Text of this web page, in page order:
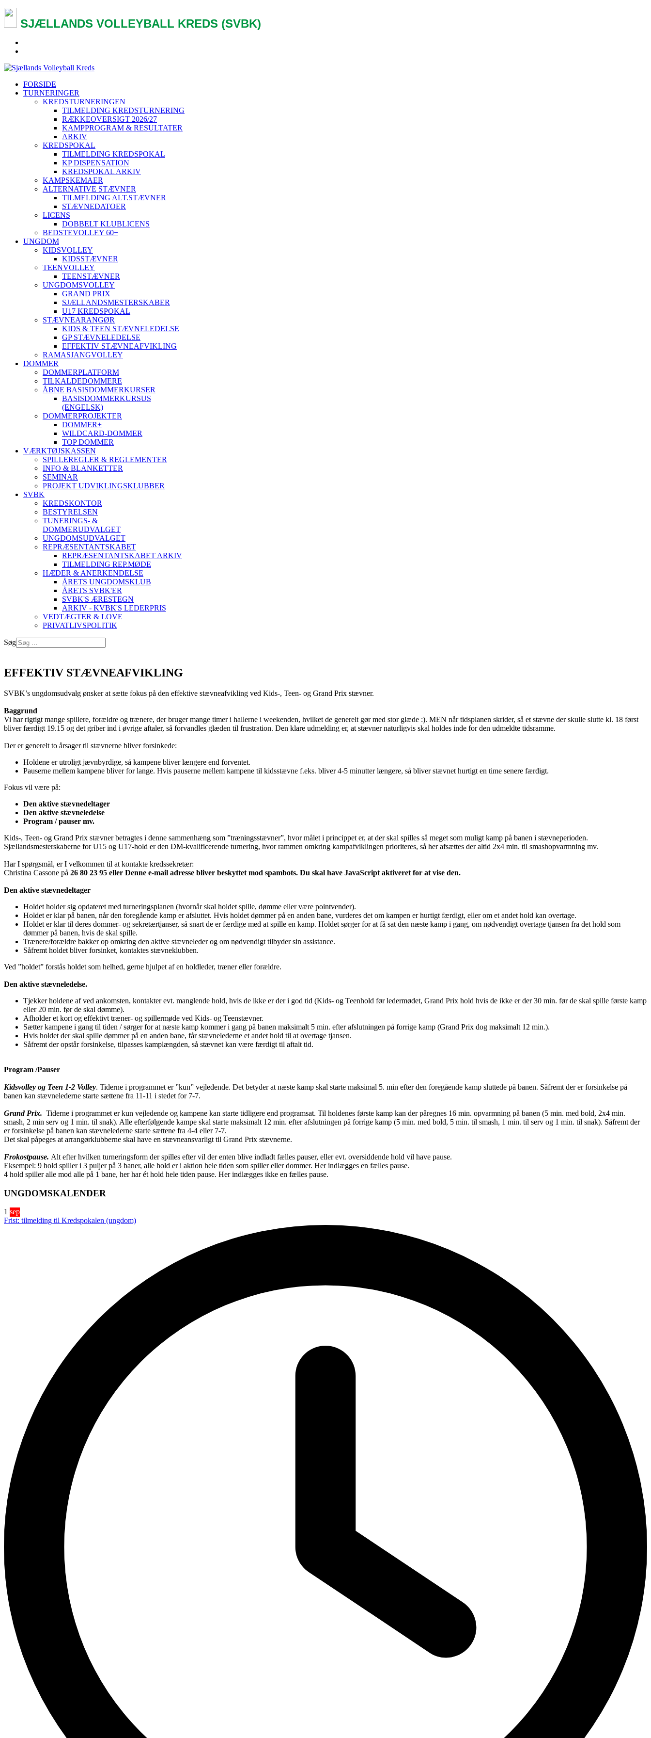
SJÆLLANDS VOLLEYBALL KREDS (SVBK)
FORSIDE
TURNERINGER
KREDSTURNERINGEN
TILMELDING KREDSTURNERING
RÆKKEOVERSIGT 2026/27
KAMPPROGRAM & RESULTATER
ARKIV
KREDSPOKAL
TILMELDING KREDSPOKAL
KP DISPENSATION
KREDSPOKAL ARKIV
KAMPSKEMAER
ALTERNATIVE STÆVNER
TILMELDING ALT.STÆVNER
STÆVNEDATOER
LICENS
DOBBELT KLUBLICENS
BEDSTEVOLLEY 60+
UNGDOM
KIDSVOLLEY
KIDSSTÆVNER
TEENVOLLEY
TEENSTÆVNER
UNGDOMSVOLLEY
GRAND PRIX
SJÆLLANDSMESTERSKABER
U17 KREDSPOKAL
STÆVNEARANGØR
KIDS & TEEN STÆVNELEDELSE
GP STÆVNELEDELSE
EFFEKTIV STÆVNEAFVIKLING
RAMASJANGVOLLEY
DOMMER
DOMMERPLATFORM
TILKALDEDOMMERE
ÅBNE BASISDOMMERKURSER
BASISDOMMERKURSUS
(ENGELSK)
DOMMERPROJEKTER
DOMMER+
WILDCARD-DOMMER
TOP DOMMER
VÆRKTØJSKASSEN
SPILLEREGLER & REGLEMENTER
INFO & BLANKETTER
SEMINAR
PROJEKT UDVIKLINGSKLUBBER
SVBK
KREDSKONTOR
BESTYRELSEN
TUNERINGS- &
DOMMERUDVALGET
UNGDOMSUDVALGET
REPRÆSENTANTSKABET
REPRÆSENTANTSKABET ARKIV
TILMELDING REP.MØDE
HÆDER & ANERKENDELSE
ÅRETS UNGDOMSKLUB
ÅRETS SVBK'ER
SVBK'S ÆRESTEGN
ARKIV - KVBK'S LEDERPRIS
VEDTÆGTER & LOVE
PRIVATLIVSPOLITIK
Søg
EFFEKTIV STÆVNEAFVIKLING
SVBK’s ungdomsudvalg ønsker at sætte fokus på den effektive stævneafvikling ved Kids-, Teen- og Grand Prix stævner.
Baggrund
Vi har rigtigt mange spillere, forældre og trænere, der bruger mange timer i hallerne i weekenden, hvilket de generelt gør med stor glæde :). MEN når tidsplanen skrider, så et stævne der skulle slutte kl. 18 først
bliver færdigt 19.15 og det griber ind i øvrige aftaler, så forvandles glæden til frustration. Den klare udmelding er, at stævner naturligvis skal holdes inde for den udmeldte tidsramme.
Der er generelt to årsager til stævnerne bliver forsinkede:
Holdene er utroligt jævnbyrdige, så kampene bliver længere end forventet.
Pauserne mellem kampene bliver for lange. Hvis pauserne mellem kampene til kidsstævne f.eks. bliver 4-5 minutter længere, så bliver stævnet hurtigt en time senere færdigt.
Fokus vil være på:
Den aktive stævnedeltager
Den aktive stævneledelse
Program / pauser mv.
Kids-, Teen- og Grand Prix stævner betragtes i denne sammenhæng som ”træningsstævner”, hvor målet i princippet er, at der skal spilles så meget som muligt kamp på banen i stævneperioden.
Sjællandsmesterskaberne for U15 og U17-hold er den DM-kvalificerende turnering, hvor rammen omkring kampafviklingen prioriteres, så her afsættes der altid 2x4 min. til smashopvarmning mv.
Har I spørgsmål, er I velkommen til at kontakte kredssekretær:
Christina Cassone på 26 80 23 95 eller Denne e-mail adresse bliver beskyttet mod spambots. Du skal have JavaScript aktiveret for at vise den.
Den aktive stævnedeltager
Holdet holder sig opdateret med turneringsplanen (hvornår skal holdet spille, dømme eller være pointvender).
Holdet er klar på banen, når den foregående kamp er afsluttet. Hvis holdet dømmer på en anden bane, vurderes det om kampen er hurtigt færdigt, eller om et andet hold kan overtage.
Holdet er klar til deres dommer- og sekretærtjanser, så snart de er færdige med at spille en kamp. Holdet sørger for at få sat den næste kamp i gang, om nødvendigt overtage tjansen fra det hold som
dømmer på banen, hvis de skal spille.
Trænere/forældre bakker op omkring den aktive stævneleder og om nødvendigt tilbyder sin assistance.
Såfremt holdet bliver forsinket, kontaktes stævneklubben.
Ved ”holdet” forstås holdet som helhed, gerne hjulpet af en holdleder, træner eller forældre.
Den aktive stævneledelse.
Tjekker holdene af ved ankomsten, kontakter evt. manglende hold, hvis de ikke er der i god tid (Kids- og Teenhold før ledermødet, Grand Prix hold hvis de ikke er der 30 min. før de skal spille første kamp
eller 20 min. før de skal dømme).
Afholder et kort og effektivt træner- og spillermøde ved Kids- og Teenstævner.
Sætter kampene i gang til tiden / sørger for at næste kamp kommer i gang på banen maksimalt 5 min. efter afslutningen på forrige kamp (Grand Prix dog maksimalt 12 min.).
Hvis holdet der skal spille dømmer på en anden bane, får stævnelederne et andet hold til at overtage tjansen.
Såfremt der opstår forsinkelse, tilpasses kamplængden, så stævnet kan være færdigt til aftalt tid.
Program /Pauser
Kidsvolley og Teen 1-2 Volley. Tiderne i programmet er ”kun” vejledende. Det betyder at næste kamp skal starte maksimal 5. min efter den foregående kamp sluttede på banen. Såfremt der er forsinkelse på
banen kan stævnelederne starte sættene fra 11-11 i stedet for 7-7.
Grand Prix. Tiderne i programmet er kun vejledende og kampene kan starte tidligere end programsat. Til holdenes første kamp kan der påregnes 16 min. opvarmning på banen (5 min. med bold, 2x4 min.
smash, 2 min serv og 1 min. til snak). Alle efterfølgende kampe skal starte maksimalt 12 min. efter afslutningen på forrige kamp (5 min. med bold, 5 min. til smash, 1 min. til serv og 1 min. til snak). Såfremt der
er forsinkelse på banen kan stævnelederne starte sættene fra 4-4 eller 7-7.
Det skal påpeges at arrangørklubberne skal have en stævneansvarligt til Grand Prix stævnerne.
Frokostpause. Alt efter hvilken turneringsform der spilles efter vil der enten blive indladt fælles pauser, eller evt. oversiddende hold vil have pause.
Eksempel: 9 hold spiller i 3 puljer på 3 baner, alle hold er i aktion hele tiden som spiller eller dommer. Her indlægges en fælles pause.
4 hold spiller alle mod alle på 1 bane, her har ét hold hele tiden pause. Her indlægges ikke en fælles pause.
UNGDOMSKALENDER
1 sep
Frist: tilmelding til Kredspokalen (ungdom)